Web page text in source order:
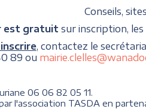
Conseils,
est gratuit sur inscription,
, contactez le
89 ou
06 06 82 05 11.
l'association TASDA en